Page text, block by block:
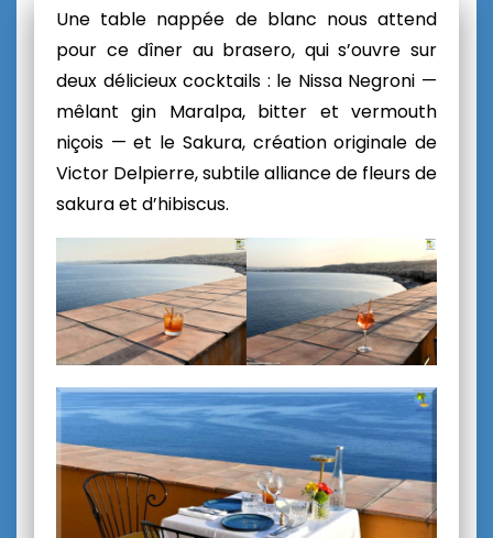
Une table nappée de blanc nous attend
pour ce dîner au brasero, qui s’ouvre sur
deux délicieux cocktails : le Nissa Negroni —
mêlant gin Maralpa, bitter et vermouth
niçois — et le Sakura, création originale de
Victor Delpierre, subtile alliance de fleurs de
sakura et d’hibiscus.